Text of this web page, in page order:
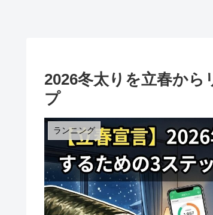
2026冬太りを立春から
プ
ランニング